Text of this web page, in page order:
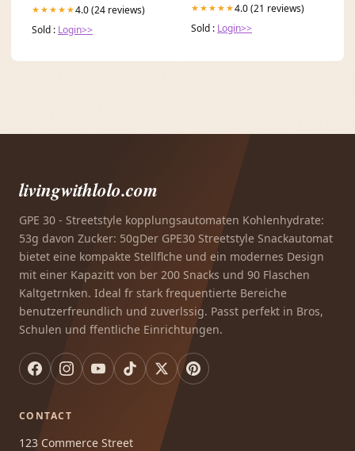
★★★★★4.0 (24 reviews)
Sold : Login>>
★★★★★4.0 (21 reviews)
Sold : Login>>
livingwithlolo.com
GPE 30 - Streetstyle kopplungsautomaten Kohlenhydrate:
53g davon Zucker: 50gDer GPE30 Streetstyle Snackautomat
bietet eine kompakte Stellflche und ein modernes Design
mit einer Kapazitt von ber 200 Snacks und 90 Flaschen
Kaltgetrnken. Ideal fr stark frequentierte Bereiche
benutzerfreundlich und zuverlssig. Passt perfekt in Bros,
Schulen und ffentliche Einrichtungen.
CONTACT
123 Commerce Street